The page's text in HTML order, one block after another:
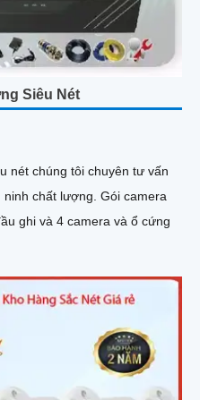
Siêu Nét
nét chúng tôi chuyên tư vấn
lượng. Gói camera
ghi và 4 camera và ổ cứng